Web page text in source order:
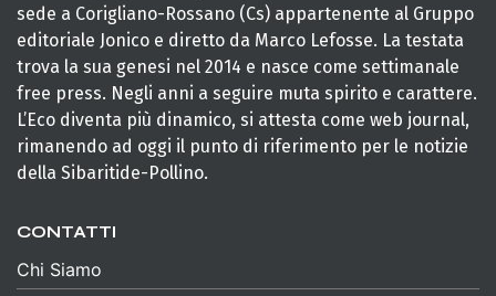
sede a Corigliano-Rossano (Cs) appartenente al Gruppo
editoriale Jonico e diretto da Marco Lefosse. La testata
trova la sua genesi nel 2014 e nasce come settimanale
free press. Negli anni a seguire muta spirito e carattere.
L’Eco diventa più dinamico, si attesta come web journal,
rimanendo ad oggi il punto di riferimento per le notizie
della Sibaritide-Pollino.
CONTATTI
Chi Siamo